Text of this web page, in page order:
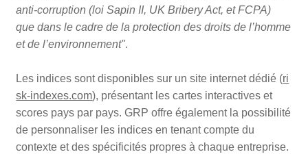
anti-corruption (loi Sapin II, UK Bribery Act, et FCPA)
que dans le cadre de la protection des droits de l’homme
et de l’environnement".
Les indices sont disponibles sur un site internet dédié (ri
sk-indexes.com), présentant les cartes interactives et
scores pays par pays. GRP offre également la possibilité
de personnaliser les indices en tenant compte du
contexte et des spécificités propres à chaque entreprise.